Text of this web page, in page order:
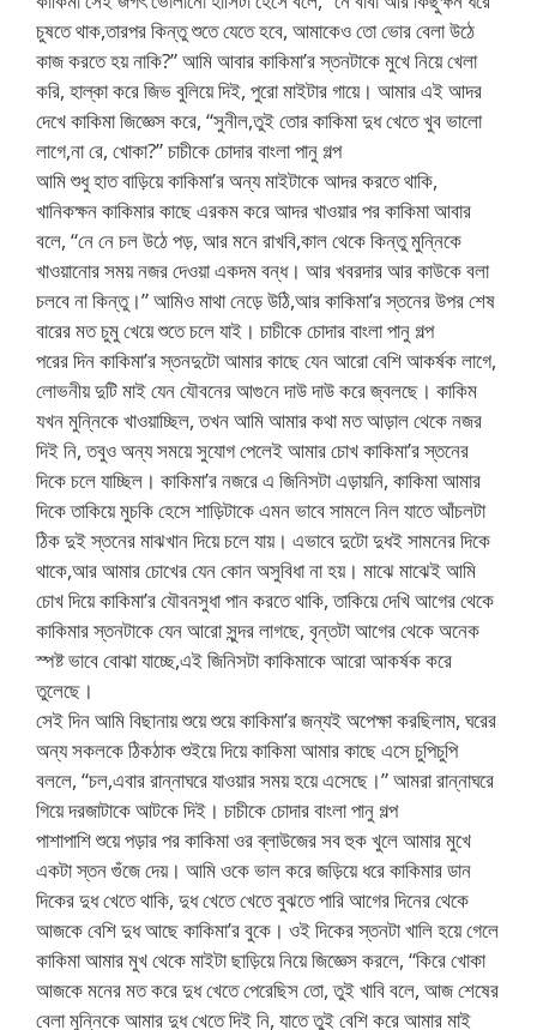
চুষতে থাক,তারপর কিন্তু শুতে যেতে হবে, আমাকেও তো ভোর বেলা উঠে
কাজ করতে হয় নাকি?” আমি আবার কাকিমা’র স্তনটাকে মুখে নিয়ে খেলা
করি, হাল্কা করে জিভ বুলিয়ে দিই, পুরো মাইটার গায়ে। আমার এই আদর
দেখে কাকিমা জিজ্ঞেস করে, “সুনীল,তুই তোর কাকিমা দুধ খেতে খুব ভালো
লাগে,না রে, খোকা?” চাচীকে চোদার বাংলা পানু গল্প
আমি শুধু হাত বাড়িয়ে কাকিমা’র অন্য মাইটাকে আদর করতে থাকি,
খানিকক্ষন কাকিমার কাছে এরকম করে আদর খাওয়ার পর কাকিমা আবার
বলে, “নে নে চল উঠে পড়, আর মনে রাখবি,কাল থেকে কিন্তু মুন্নিকে
খাওয়ানোর সময় নজর দেওয়া একদম বন্ধ। আর খবরদার আর কাউকে বলা
চলবে না কিন্তু।” আমিও মাথা নেড়ে উঠি,আর কাকিমা’র স্তনের উপর শেষ
বারের মত চুমু খেয়ে শুতে চলে যাই। চাচীকে চোদার বাংলা পানু গল্প
পরের দিন কাকিমা’র স্তনদুটো আমার কাছে যেন আরো বেশি আকর্ষক লাগে,
লোভনীয় দুটি মাই যেন যৌবনের আগুনে দাউ দাউ করে জ্বলছে। কাকিম
যখন মুন্নিকে খাওয়াচ্ছিল, তখন আমি আমার কথা মত আড়াল থেকে নজর
দিই নি, তবুও অন্য সময়ে সুযোগ পেলেই আমার চোখ কাকিমা’র স্তনের
দিকে চলে যাচ্ছিল। কাকিমা’র নজরে এ জিনিসটা এড়ায়নি, কাকিমা আমার
দিকে তাকিয়ে মুচকি হেসে শাড়িটাকে এমন ভাবে সামলে নিল যাতে আঁচলটা
ঠিক দুই স্তনের মাঝখান দিয়ে চলে যায়। এভাবে দুটো দুধই সামনের দিকে
থাকে,আর আমার চোখের যেন কোন অসুবিধা না হয়। মাঝে মাঝেই আমি
চোখ দিয়ে কাকিমা’র যৌবনসুধা পান করতে থাকি, তাকিয়ে দেখি আগের থেকে
কাকিমার স্তনটাকে যেন আরো সুন্দর লাগছে, বৃন্তটা আগের থেকে অনেক
স্পষ্ট ভাবে বোঝা যাচ্ছে,এই জিনিসটা কাকিমাকে আরো আকর্ষক করে
তুলেছে।
সেই দিন আমি বিছানায় শুয়ে শুয়ে কাকিমা’র জন্যই অপেক্ষা করছিলাম, ঘরের
অন্য সকলকে ঠিকঠাক শুইয়ে দিয়ে কাকিমা আমার কাছে এসে চুপিচুপি
বললে, “চল,এবার রান্নাঘরে যাওয়ার সময় হয়ে এসেছে।” আমরা রান্নাঘরে
গিয়ে দরজাটাকে আটকে দিই। চাচীকে চোদার বাংলা পানু গল্প
পাশাপাশি শুয়ে পড়ার পর কাকিমা ওর ব্লাউজের সব হুক খুলে আমার মুখে
একটা স্তন গুঁজে দেয়। আমি ওকে ভাল করে জড়িয়ে ধরে কাকিমার ডান
দিকের দুধ খেতে থাকি, দুধ খেতে খেতে বুঝতে পারি আগের দিনের থেকে
আজকে বেশি দুধ আছে কাকিমা’র বুকে। ওই দিকের স্তনটা খালি হয়ে গেলে
কাকিমা আমার মুখ থেকে মাইটা ছাড়িয়ে নিয়ে জিজ্ঞেস করলে, “কিরে খোকা
আজকে মনের মত করে দুধ খেতে পেরেছিস তো, তুই খাবি বলে, আজ শেষের
বেলা মুন্নিকে আমার দুধ খেতে দিই নি, যাতে তুই বেশি করে আমার মাই